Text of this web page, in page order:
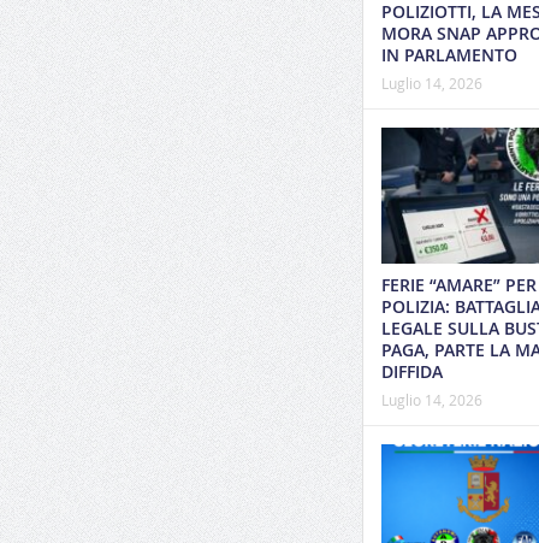
POLIZIOTTI, LA
MORA SNAP
IN PARLAMENTO
Luglio 14, 2026
FERIE “AMARE”
POLIZIA:
LEGALE SULLA
PAGA, PARTE LA
DIFFIDA
Luglio 14, 2026